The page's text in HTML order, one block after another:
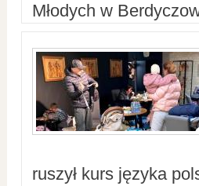
Młodych w
ruszył kurs języka